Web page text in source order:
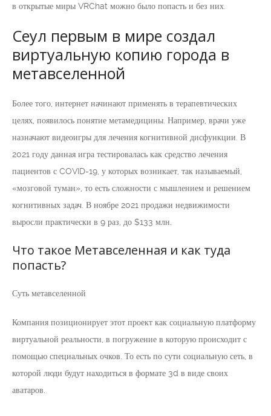
в открытые миры VRChat можно было попасть и без них.
Сеул первым в мире создал
виртуальную копию города в
метавселенной
Более того, интернет начинают применять в терапевтических
целях, появилось понятие метамедицины. Например, врачи уже
назначают видеоигры для лечения когнитивной дисфункции. В
2021 году данная игра тестировалась как средство лечения
пациентов с COVID-19, у которых возникает, так называемый,
«мозговой туман», то есть сложности с мышлением и решением
когнитивных задач. В ноябре 2021 продажи недвижимости
выросли практически в 9 раз, до $133 млн.
Что такое Метавселенная и как туда
попасть?
Суть метавселенной
Компания позиционирует этот проект как социальную платформу
виртуальной реальности, в погружение в которую происходит с
помощью специальных очков. То есть по сути социальную сеть, в
которой люди будут находиться в формате 3d в виде своих
аватаров.